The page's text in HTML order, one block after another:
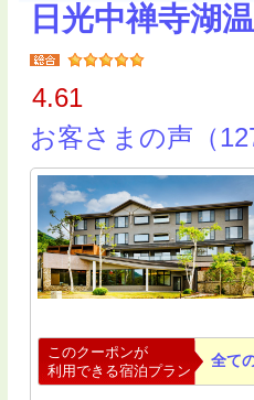
日光中禅寺湖
4.61
お客さまの声（
このクーポンが
利用できる宿泊プラン
全て